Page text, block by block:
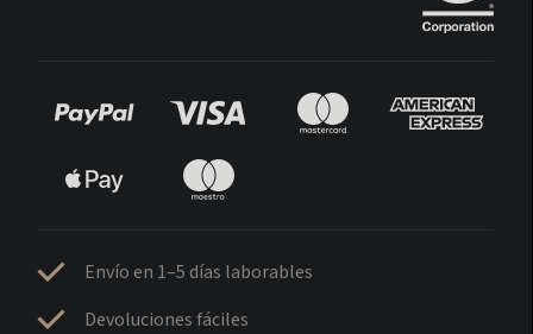
Envío en 1–5 días laborables
Devoluciones fáciles